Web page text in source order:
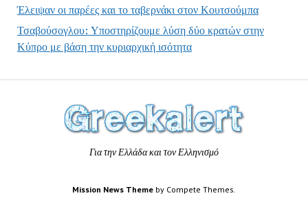
Έλειψαν οι παρέες και το ταβερνάκι στον Κουτσούμπα
Τσαβούσογλου: Υποστηρίζουμε λύση δύο κρατών στην
Κύπρο με βάση την κυριαρχική ισότητα
Για την Ελλάδα και τον Ελληνισμό
Mission News Theme by Compete Themes.